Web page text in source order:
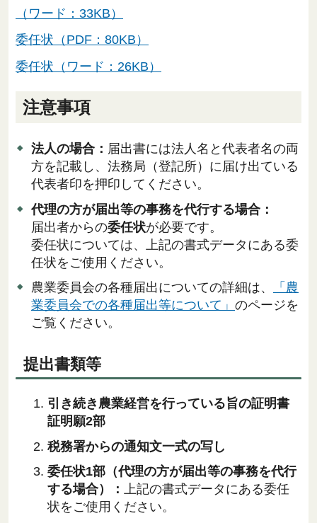
（ワード：33KB）
委任状（PDF：80KB）
委任状（ワード：26KB）
注意事項
法人の場合： 届出書には法人名と代表者名の両
方を記載し、法務局（登記所）に届け出ている
代表者印を押印してください。
代理の方が届出等の事務を代行する場合：
届出者からの委任状が必要です。
委任状については、上記の書式データにある委
任状をご使用ください。
農業委員会の各種届出についての詳細は、
「農
業委員会での各種届出等について」 のページを
ご覧ください。
提出書類等
引き続き農業経営を行っている旨の証明書
証明願2部
税務署からの通知文一式の写し
委任状1部（代理の方が届出等の事務を代行
する場合）： 上記の書式データにある委任
状をご使用ください。